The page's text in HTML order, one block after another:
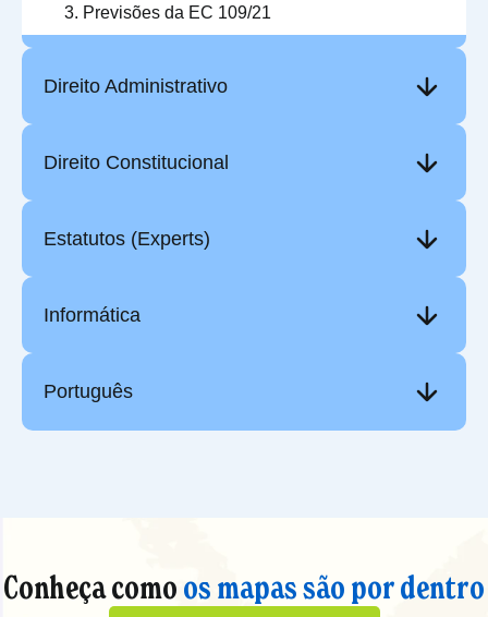
Previsões da EC 109/21
Direito Administrativo
Direito Constitucional
Estatutos (Experts)
Informática
Português
Conheça como os mapas são por dentro